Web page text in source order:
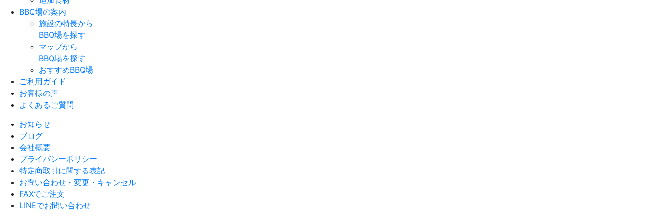
BBQ場の案内
施設の特長から
BBQ場を探す
マップから
BBQ場を探す
おすすめBBQ場
ご利用ガイド
お客様の声
よくあるご質問
お知らせ
ブログ
会社概要
プライバシーポリシー
特定商取引に関する表記
お問い合わせ・変更・キャンセル
FAXでご注文
LINEでお問い合わせ